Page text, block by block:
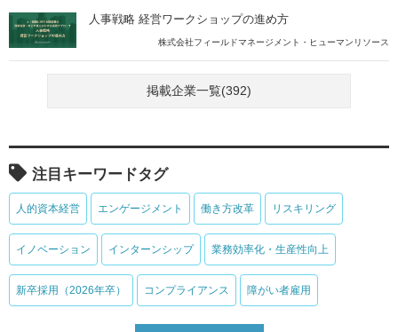
人事戦略 経営ワークショップの進め方
株式会社フィールドマネージメント・ヒューマンリソース
掲載企業一覧(392)
注目キーワードタグ
人的資本経営 エンゲージメント 働き方改革 リスキリング
イノベーション インターンシップ 業務効率化・生産性向上
新卒採用（2026年卒） コンプライアンス 障がい者雇用